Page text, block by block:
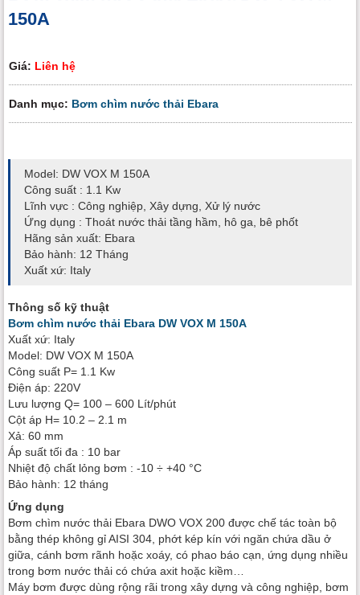
150A
Giá: Liên hệ
Danh mục: Bơm chìm nước thải Ebara
Model: DW VOX M 150A
Công suất : 1.1 Kw
Lĩnh vực : Công nghiệp, Xây dựng, Xử lý nước
Ứng dụng : Thoát nước thải tầng hầm, hô ga, bê phốt
Hãng sản xuất: Ebara
Bảo hành: 12 Tháng
Xuất xứ: Italy
Thông số kỹ thuật
Bơm chìm nước thải Ebara DW VOX M 150A
Xuất xứ: Italy
Model: DW VOX M 150A
Công suất P= 1.1 Kw
Điện áp: 220V
Lưu lượng Q= 100 – 600 Lít/phút
Cột áp H= 10.2 – 2.1 m
Xả: 60 mm
Áp suất tối đa : 10 bar
Nhiệt độ chất lỏng bơm : -10 ÷ +40 °C
Bảo hành: 12 tháng
Ứng dụng
Bơm chìm nước thải Ebara DWO VOX 200 được chế tác toàn bộ
bằng thép không gỉ AISI 304, phớt kép kín với ngăn chứa dầu ở
giữa, cánh bơm rãnh hoặc xoáy, có phao báo cạn, ứng dụng nhiều
trong bơm nước thải có chứa axit hoặc kiềm…
Máy bơm được dùng rộng rãi trong xây dựng và công nghiệp, bơm